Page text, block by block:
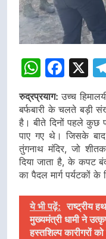
X
रुद्रप्रयाग: उच्च
बर्फबारी के चलते बड़ी
है। बीते दिनों पहले कुछ
पाए गए थे। जिसके
तुंगनाथ मंदिर, जो
दिया जाता है, के कपट
का पैदल मार्ग पर्यटकों
ये भी पढ़ें: राष्ट्रीय
मुख्यमंत्री धामी ने
हस्तशिल्प कारीगरों